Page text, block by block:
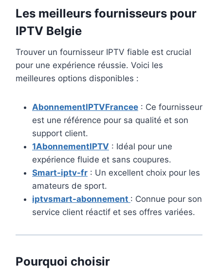
Les meilleurs fournisseurs pour
IPTV Belgie
Trouver un fournisseur IPTV fiable est crucial
pour une expérience réussie. Voici les
meilleures options disponibles :
AbonnementIPTVFrancee : Ce fournisseur
est une référence pour sa qualité et son
support client.
1AbonnementIPTV : Idéal pour une
expérience fluide et sans coupures.
Smart-iptv-fr : Un excellent choix pour les
amateurs de sport.
iptvsmart-abonnement : Connue pour son
service client réactif et ses offres variées.
Pourquoi choisir